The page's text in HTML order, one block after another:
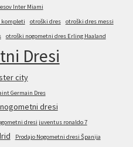
Inter Miami
kompleti otroški dres
otroški dres messi
otroški nogometni dres Erling Haaland
Dresi
city
Germain Dres
dresi
dresi juventus ronaldo 7
Prodajo Nogometni dresi Španija